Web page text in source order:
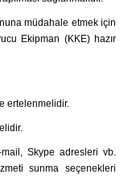
müdahale etmek için
Ekipman (KKE) hazır
ertelenmelidir.
Skype adresleri vb.
sunma seçenekleri